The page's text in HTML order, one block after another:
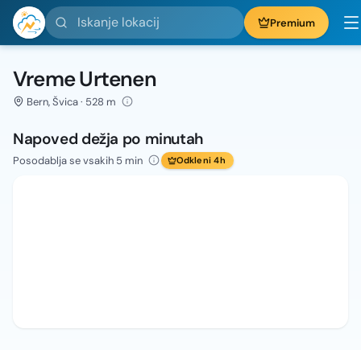
Iskanje lokacij Premium
Vreme Urtenen
Bern, Švica · 528 m
Napoved dežja po minutah
Posodablja se vsakih 5 min Odkleni 4h